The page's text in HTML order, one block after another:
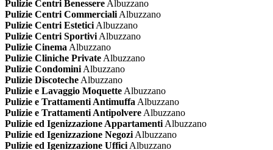
Pulizie Centri Benessere Albuzzano
Pulizie Centri Commerciali Albuzzano
Pulizie Centri Estetici Albuzzano
Pulizie Centri Sportivi Albuzzano
Pulizie Cinema Albuzzano
Pulizie Cliniche Private Albuzzano
Pulizie Condomini Albuzzano
Pulizie Discoteche Albuzzano
Pulizie e Lavaggio Moquette Albuzzano
Pulizie e Trattamenti Antimuffa Albuzzano
Pulizie e Trattamenti Antipolvere Albuzzano
Pulizie ed Igenizzazione Appartamenti Albuzzano
Pulizie ed Igenizzazione Negozi Albuzzano
Pulizie ed Igenizzazione Uffici Albuzzano